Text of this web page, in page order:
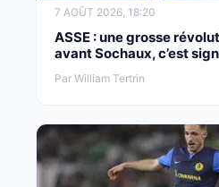
7 AOÛT 2026, 18:20
ASSE : une grosse
avant Sochaux, c’est
Par William Tertrin